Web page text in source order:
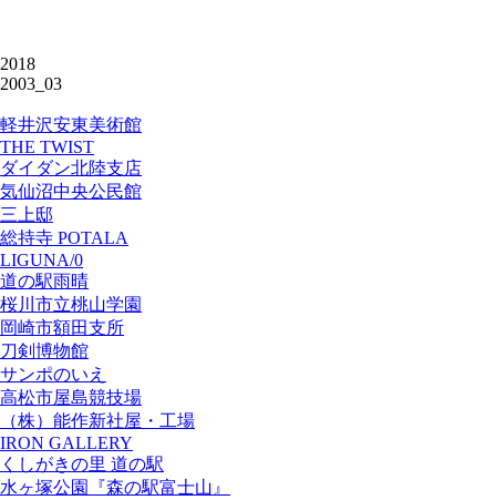
2018
2003_03
軽井沢安東美術館
THE TWIST
ダイダン北陸支店
気仙沼中央公民館
三上邸
総持寺 POTALA
LIGUNA/0
道の駅雨晴
桜川市立桃山学園
岡崎市額田支所
刀剣博物館
サンポのいえ
高松市屋島競技場
（株）能作新社屋・工場
IRON GALLERY
くしがきの里 道の駅
水ヶ塚公園『森の駅富士山』